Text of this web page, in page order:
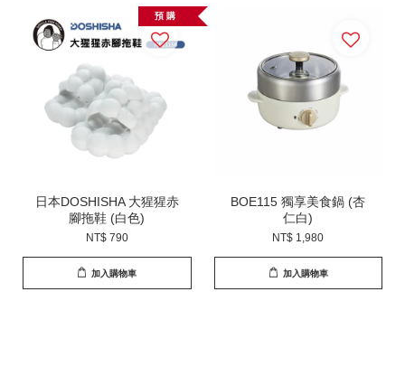
預 購
日本DOSHISHA 大猩猩赤
腳拖鞋 (白色)
NT$ 790
加入購物車
BOE115 獨享美食鍋 (杏
仁白)
NT$ 1,980
加入購物車